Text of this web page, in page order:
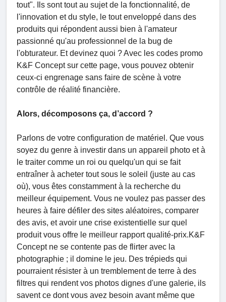
tout". Ils sont tout au sujet de la fonctionnalité, de
l'innovation et du style, le tout enveloppé dans des
produits qui répondent aussi bien à l'amateur
passionné qu'au professionnel de la bug de
l'obturateur. Et devinez quoi ? Avec les codes promo
K&F Concept sur cette page, vous pouvez obtenir
ceux-ci engrenage sans faire de scène à votre
contrôle de réalité financière.
Alors, décomposons ça, d’accord ?
Parlons de votre configuration de matériel. Que vous
soyez du genre à investir dans un appareil photo et à
le traiter comme un roi ou quelqu'un qui se fait
entraîner à acheter tout sous le soleil (juste au cas
où), vous êtes constamment à la recherche du
meilleur équipement. Vous ne voulez pas passer des
heures à faire défiler des sites aléatoires, comparer
des avis, et avoir une crise existentielle sur quel
produit vous offre le meilleur rapport qualité-prix.K&F
Concept ne se contente pas de flirter avec la
photographie ; il domine le jeu. Des trépieds qui
pourraient résister à un tremblement de terre à des
filtres qui rendent vos photos dignes d'une galerie, ils
savent ce dont vous avez besoin avant même que